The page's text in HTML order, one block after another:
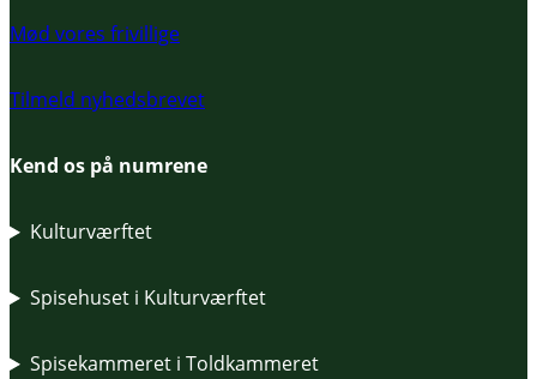
Mød vores frivillige
Tilmeld nyhedsbrevet
Kend os på numrene
Kulturværftet
Spisehuset i Kulturværftet
Spisekammeret i Toldkammeret